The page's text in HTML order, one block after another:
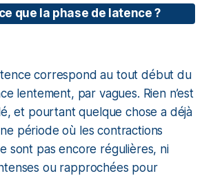
que la phase de latence ?
correspond au tout début du
lentement, par vagues. Rien n’est
et pourtant quelque chose a déjà
période où les contractions
sont pas encore régulières, ni
ou rapprochées pour